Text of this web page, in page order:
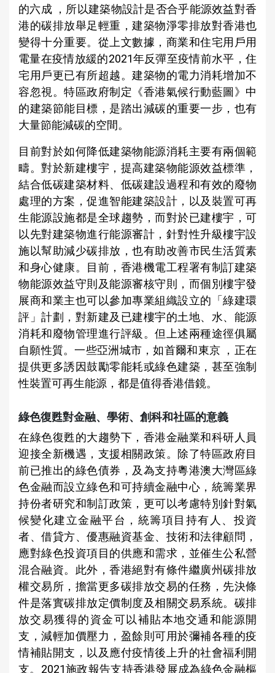
的六成 ，所以建築物設計是否合乎能源效益對香
港的碳排放舉足輕重，建築物淨零排放對香港也
變得十分重要。從上文數據，商業和住宅用戶用
電量在疫情放緩的2021年反彈至疫情前水平，住
宅用戶更已有所超越。建築物的電力消耗增加不
容忽視。特區政府制定《香港氣候行動藍圖》中
的建築節能目標，是踏出減碳的重要一步，也有
大量節能減碳的空間。
目前對於如何降低建築物能源消耗主要有兩個範
疇。對於新建樓宇，提高建築物能源效益標準，
結合低碳建築材料、低碳建設過程和有效的廢物
處理的方案，促進智能建築設計，以及裝置可再
生能源設施都是全球趨勢，而對於已建樓宇，可
以先對建築物進行能源審計，針對性升級樓宇設
施以幫助減少碳排放，也有助改善市民生活質素
和身心健康。目前，香港機電工程署有制訂建築
物能源效益守則及能源審核守則，而個別樓宇發
展商和業主也可以參加專業組織設立的「綠建環
評」計劃，對新建及已建樓宇的土地、水、能源
消耗和廢物管理進行評級。但上述兩種途徑俱屬
自願性質。一些亞洲城市，如首爾和東京 ，正在
提供更多誘因鼓勵零能耗或綠色建築，甚至強制
性裝置可再生能源，都是值得香港借鏡。
綠色復甦對金融、學術、創科和社區的意義
在綠色復甦的大趨勢下，香港金融業和科研人員
迎接全新機遇，支援相關政策。除了特區政府目
前已推出的綠色債券，及為支持粵港澳大灣區綠
色金融而設立綠色和可持續金融中心，統籌業界
持份者研究和制訂政策，更可以考慮特別針對氣
候變化建立金融平台，統籌項目持有人、投資
者、借貸方、優惠融資基金、技術和法律顧問，
應對綠色投資項目的供應和需求，並催生公私營
混合融資。此外，香港絕對有條件繼廣州碳排放
權交易所，擔當更多碳排放交易的任務，先決條
件是落實碳排放定價制度及相關交易系統。碳排
放交易獲得的資金可以補貼本地交通和能源開
支，減輕加價壓力，盈餘則可用於彌補各種的疫
情補貼開支，以及應付疫情後上升的社會福利開
支。2021施政報告支持香港發展成為綠色金融樞